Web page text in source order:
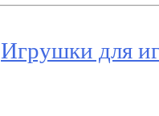
Игрушки для